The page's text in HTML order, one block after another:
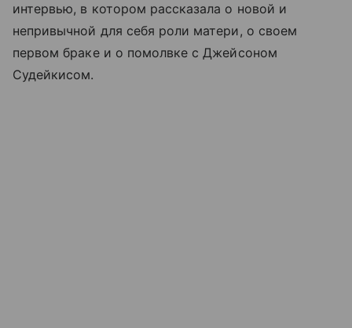
интервью, в котором рассказала о новой и
непривычной для себя роли матери, о своем
первом браке и о помолвке с Джейсоном
Судейкисом.